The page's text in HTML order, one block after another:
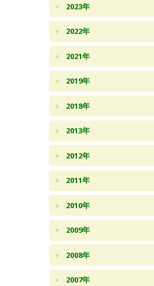
2023年
2022年
2021年
2019年
2018年
2013年
2012年
2011年
2010年
2009年
2008年
2007年